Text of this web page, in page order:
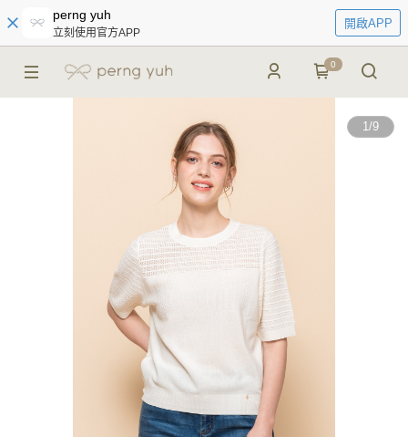
perng yuh
立刻使用官方APP
開啟APP
0
1/9